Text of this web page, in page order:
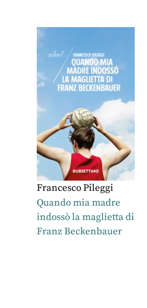
Francesco Pileggi
Quando mia madre
indossò la maglietta di
Franz Beckenbauer